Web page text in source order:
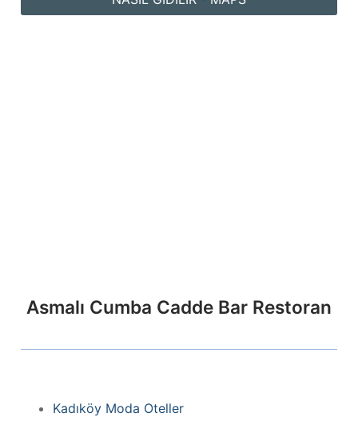
Asmalı Cumba Cadde Bar Restoran
Kadıköy Moda Oteller